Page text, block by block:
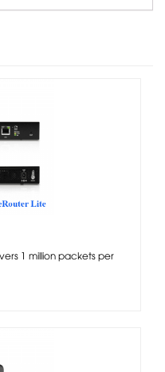
1 million packets per